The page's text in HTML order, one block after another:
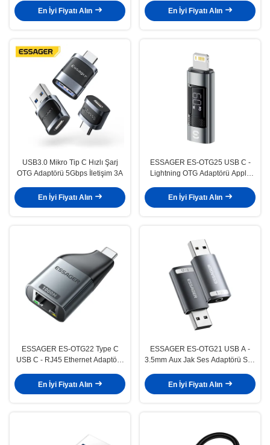
En İyi Fiyatı Alın
30Hz
En İyi Fiyatı Alın
USB3.0 Mikro Tip C Hızlı Şarj
OTG Adaptörü 5Gbps İletişim 3A
En İyi Fiyatı Alın
ESSAGER ES-OTG25 USB C -
Lightning OTG Adaptörü Apple
En İyi Fiyatı Alın
ESSAGER ES-OTG22 Type C
USB C - RJ45 Ethernet Adaptörü
En İyi Fiyatı Alın
ESSAGER ES-OTG21 USB A -
3.5mm Aux Jak Ses Adaptörü Ses
En İyi Fiyatı Alın